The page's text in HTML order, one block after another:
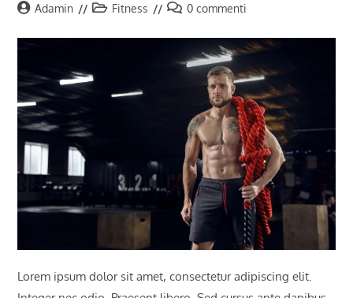
AutoreAdamin
Categoria
Fitness
Commenti
0 commenti
Lorem ipsum dolor sit amet, consectetur adipiscing elit.